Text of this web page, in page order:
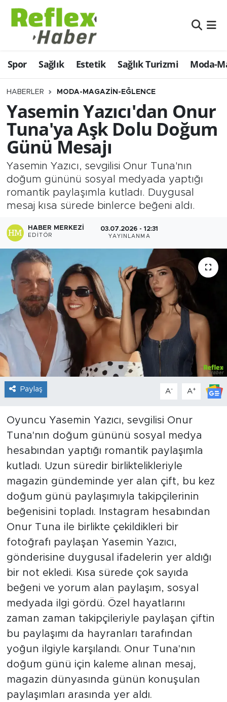
Spor Sağlık Estetik Sağlık Turizmi Moda-
HABERLER MODA-MAGAZIN-EĞLENCE
Yasemin Yazıcı'dan Onur
Tuna'ya Aşk Dolu Doğum
Günü Mesajı
Yasemin Yazıcı, sevgilisi Onur Tuna'nın
doğum gününü sosyal medyada yaptığı
romantik paylaşımla kutladı. Duygusal
mesaj kısa sürede binlerce beğeni aldı.
HABER MERKEZI
EDITÖR
03.07.2026 - 12:31
YAYINLANMA
Paylaş A- A+
Oyuncu Yasemin Yazıcı, sevgilisi Onur
Tuna'nın doğum gününü sosyal medya
hesabından yaptığı romantik paylaşımla
kutladı. Uzun süredir birliktelikleriyle
magazin gündeminde yer alan çift, bu kez
doğum günü paylaşımıyla takipçilerinin
beğenisini topladı. Instagram hesabından
Onur Tuna ile birlikte çekildikleri bir
fotoğrafı paylaşan Yasemin Yazıcı,
gönderisine duygusal ifadelerin yer aldığı
bir not ekledi. Kısa sürede çok sayıda
beğeni ve yorum alan paylaşım, sosyal
medyada ilgi gördü. Özel hayatlarını
zaman zaman takipçileriyle paylaşan çiftin
bu paylaşımı da hayranları tarafından
yoğun ilgiyle karşılandı. Onur Tuna'nın
doğum günü için kaleme alınan mesaj,
magazin dünyasında günün konuşulan
paylaşımları arasında yer aldı.
Eğitim
Estetik
Firmalardan
Güncel
İş ve Ekonomi
Moda-Magazin-Eğlence
Sağlık
Spor
Teknoloji
Nöbetçi Eczaneler
Hava Durumu
Namaz Vakitleri
Trafik Durumu
Şampiyonlar Ligi Puan Durumu ve Fikstür
Tüm Manşetler
Son Dakika Haberleri